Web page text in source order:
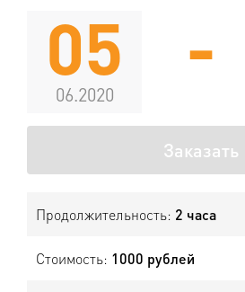
05
06.2020
-
Заказать
Продолжительность: 2 часа
Стоимость: 1000 рублей